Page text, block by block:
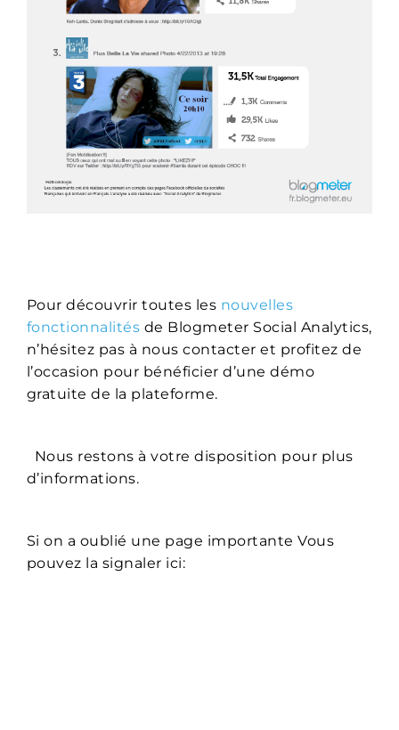
Pour découvrir toutes les nouvelles
fonctionnalités de Blogmeter Social Analytics,
n’hésitez pas à nous contacter et profitez de
l’occasion pour bénéficier d’une démo
gratuite de la plateforme.
Nous restons à votre disposition pour plus
d’informations.
Si on a oublié une page importante Vous
pouvez la signaler ici: